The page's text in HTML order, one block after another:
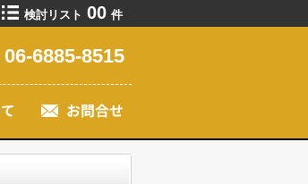
検討リスト 00 件
06-6885-8515